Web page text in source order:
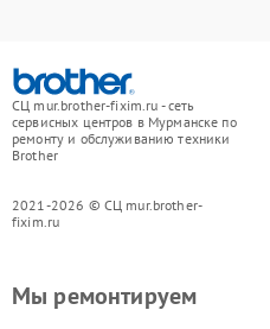
СЦ mur.brother-fixim.ru - сеть
сервисных центров в Мурманске по
ремонту и обслуживанию техники
Brother
2021-2026 © СЦ mur.brother-
fixim.ru
Мы ремонтируем